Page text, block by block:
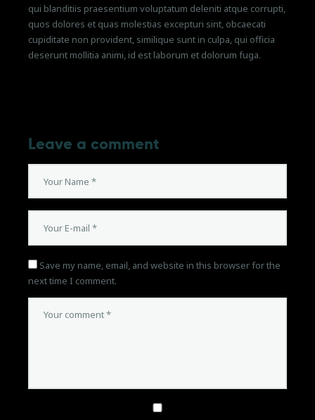
qui blanditiis praesentium voluptatum deleniti atque corrupti,
quos dolores et quas molestias excepturi sint, obcaecati
cupiditate non provident, similique sunt in culpa, qui officia
deserunt mollitia animi, id est laborum et dolorum fuga.
Leave a comment
Save my name, email, and website in this browser for the
next time I comment.